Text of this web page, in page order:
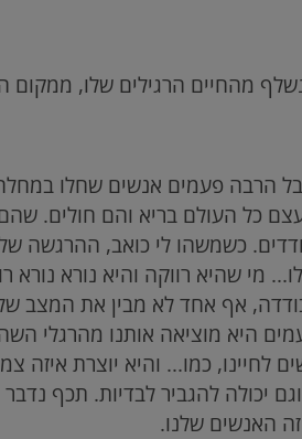
מהחיים הרגילים שלו, ממקום
הרבה פעמים אנשים שחלו
כל העולם בריא והם חולים. שהם
כשמשהו לי כואב, ההרגשה
מי שהיא רווקה והיא נורא נורא
בודדה, אף אחד לא מבין את המצב
היא מוציאה אותנו מהרגלי
לחיינו, כמו... והיא יוצרת איזה
יכולה להגביר לבדיות. תכף
האנשים שלנו.